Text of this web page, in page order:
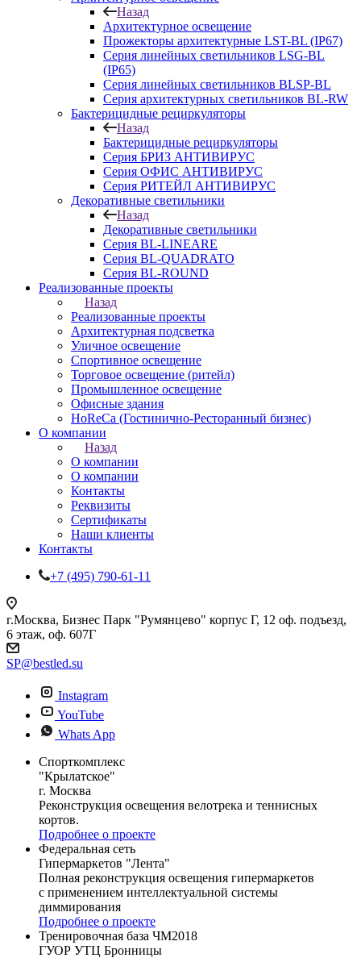
Назад
Архитектурное освещение
Прожекторы архитектурные LST-BL (IP67)
Серия линейных светильников LSG-BL
(IP65)
Серия линейных светильников BLSP-BL
Серия архитектурных светильников BL-RW
Бактерицидные рециркуляторы
Назад
Бактерицидные рециркуляторы
Серия БРИЗ АНТИВИРУС
Серия ОФИС АНТИВИРУС
Серия РИТЕЙЛ АНТИВИРУС
Декоративные светильники
Назад
Декоративные светильники
Серия BL-LINEARE
Серия BL-QUADRATO
Серия BL-ROUND
Реализованные проекты
Назад
Реализованные проекты
Архитектурная подсветка
Уличное освещение
Спортивное освещение
Торговое освещение (ритейл)
Промышленное освещение
Офисные здания
HoReCa (Гостинично-Ресторанный бизнес)
О компании
Назад
О компании
О компании
Контакты
Реквизиты
Сертификаты
Наши клиенты
Контакты
+7 (495) 790-61-11
г.Москва, Бизнес Парк "Румянцево" корпус Г, 12 оф. подъезд,
6 этаж, оф. 607Г
SP@bestled.su
Instagram
YouTube
Whats App
Спорткомплекс
"Крылатское"
г. Москва
Реконструкция освещения велотрека и теннисных
кортов.
Подробнее о проекте
Федеральная сеть
Гипермаркетов "Лента"
Полная реконструкция освещения гипермаркетов
с применением интеллектуальной системы
диммирования
Подробнее о проекте
Тренировочная база ЧМ2018
ГУОР УТЦ Бронницы